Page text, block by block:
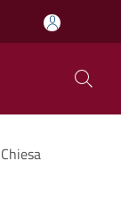
Chiesa